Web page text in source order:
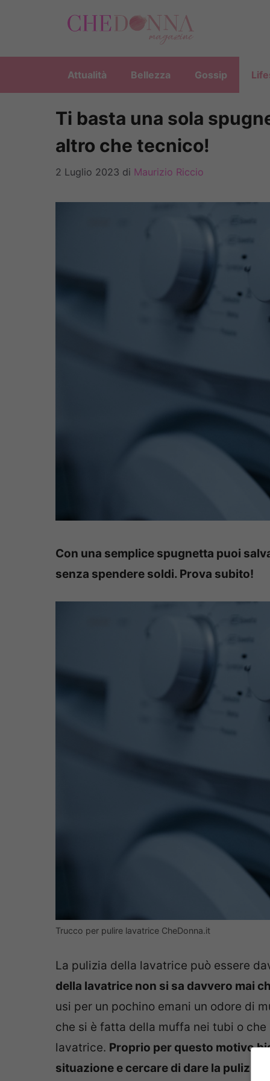
Attualità Bellezza Gossip
Ti basta una sola
altro che tecnico!
2 Luglio 2023 di Maurizio Riccio
Con una semplice spugnetta puoi
senza spendere soldi. Prova subito!
Trucco per pulire lavatrice CheDonna.it
La pulizia della lavatrice può essere
della lavatrice non si sa davvero mai
usi per un pochino emani un odore di
che si è fatta della muffa nei tubi o
lavatrice. Proprio per questo motivo
situazione e cercare di dare la pulizia